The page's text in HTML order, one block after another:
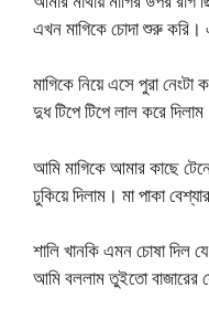
এখন মাগিকে চোদা শুরু
মাগিকে নিয়ে এসে পুরা
দুধ টিপে টিপে লাল করে
আমি মাগিকে আমার কাছে
ঢুকিয়ে দিলাম। মা পাকা
শালি খানকি এমন চোষা দিল
আমি বললাম তুইতো বাজারের